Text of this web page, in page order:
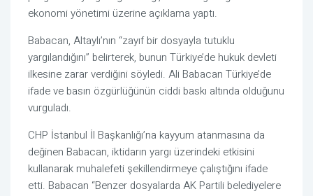
ekonomi yönetimi üzerine açıklama yaptı.
Babacan, Altaylı’nın “zayıf bir dosyayla tutuklu
yargılandığını” belirterek, bunun Türkiye’de hukuk devleti
ilkesine zarar verdiğini söyledi. Ali Babacan Türkiye’de
ifade ve basın özgürlüğünün ciddi baskı altında olduğunu
vurguladı.
CHP İstanbul İl Başkanlığı’na kayyum atanmasına da
değinen Babacan, iktidarın yargı üzerindeki etkisini
kullanarak muhalefeti şekillendirmeye çalıştığını ifade
etti. Babacan “Benzer dosyalarda AK Partili belediyelere